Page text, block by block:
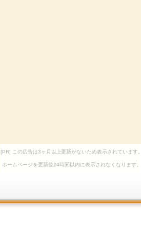
[PR] この広告は3ヶ月以上更新がないため表示されています。
ホームページを更新後24時間以内に表示されなくなります。